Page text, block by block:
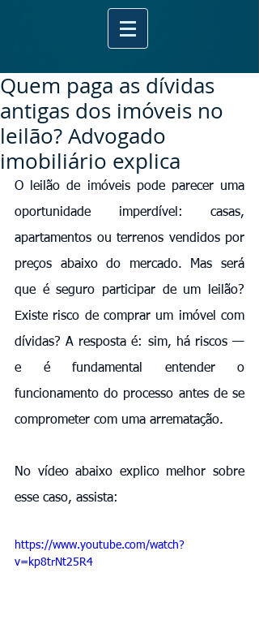
Quem paga as dívidas
antigas dos imóveis no
leilão? Advogado
imobiliário explica
O leilão de imóveis pode parecer uma
oportunidade imperdível: casas,
apartamentos ou terrenos vendidos por
preços abaixo do mercado. Mas será
que é seguro participar de um leilão?
Existe risco de comprar um imóvel com
dívidas? A resposta é: sim, há riscos —
e é fundamental entender o
funcionamento do processo antes de se
comprometer com uma arrematação.
No vídeo abaixo explico melhor sobre
esse caso, assista:
https://www.youtube.com/watch?
v=kp8trNt25R4